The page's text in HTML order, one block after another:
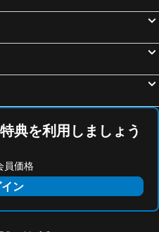
典を利用しましょう
員価格
ン